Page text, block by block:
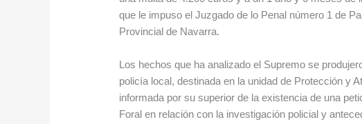
que le impuso el Juzgado de lo Penal número 1 de
Provincial de Navarra.
Los hechos que ha analizado el Supremo se
policía local, destinada en la unidad de Protección y
informada por su superior de la existencia de una
Foral en relación con la investigación policial y